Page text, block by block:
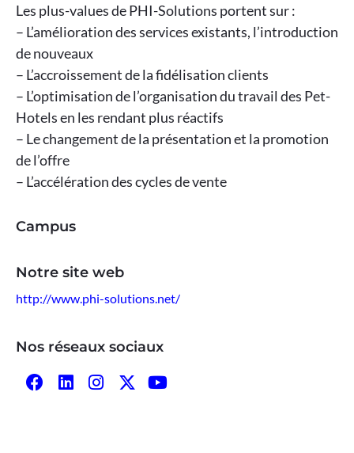
Les plus-values de PHI-Solutions portent sur :
– L’amélioration des services existants, l’introduction
de nouveaux
– L’accroissement de la fidélisation clients
– L’optimisation de l’organisation du travail des Pet-
Hotels en les rendant plus réactifs
– Le changement de la présentation et la promotion
de l’offre
– L’accélération des cycles de vente
Campus
Notre site web
http://www.phi-solutions.net/
Nos réseaux sociaux